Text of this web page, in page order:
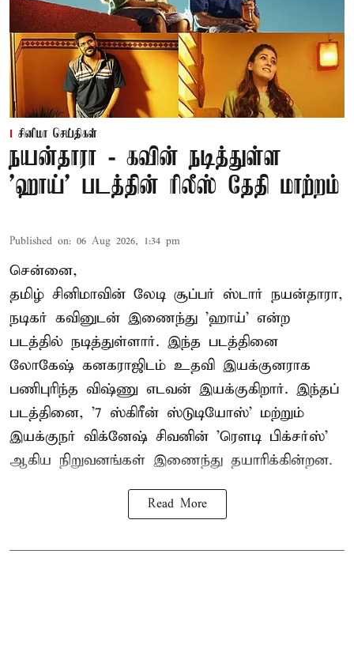
சினிமா செய்திகள்
நயன்தாரா - கவின் நடித்துள்ள
'ஹாய்' படத்தின் ரிலீஸ் தேதி மாற்றம்
Published on: 06 Aug 2026, 1:34 pm
சென்னை,
தமிழ் சினிமாவின் லேடி சூப்பர் ஸ்டார் நயன்தாரா,
நடிகர் கவினுடன் இணைந்து 'ஹாய்' என்ற
படத்தில் நடித்துள்ளார். இந்த படத்தினை
லோகேஷ் கனகராஜிடம் உதவி இயக்குனராக
பணிபுரிந்த விஷ்ணு எடவன் இயக்குகிறார். இந்தப்
படத்தினை, '7 ஸ்கிரீன் ஸ்டுடியோஸ்' மற்றும்
இயக்குநர் விக்னேஷ் சிவனின் 'ரௌடி பிக்சர்ஸ்'
ஆகிய நிறுவனங்கள் இணைந்து தயாரிக்கின்றன.
Read More